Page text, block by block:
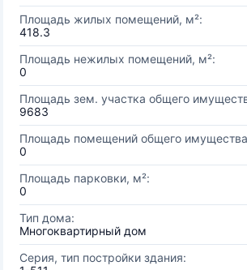
Площадь жилых помещений, м²:
418.3
Площадь нежилых помещений, м²:
0
Площадь зем. участка общего
9683
Площадь помещений общего
0
Площадь парковки, м²:
0
Тип дома:
Многоквартирный дом
Серия, тип постройки здания: